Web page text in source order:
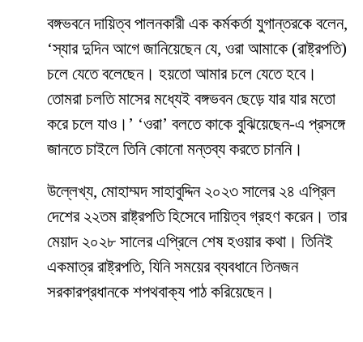
বঙ্গভবনে দায়িত্ব পালনকারী এক কর্মকর্তা যুগান্তরকে বলেন,
‘স্যার দুদিন আগে জানিয়েছেন যে, ওরা আমাকে (রাষ্ট্রপতি)
চলে যেতে বলেছেন। হয়তো আমার চলে যেতে হবে।
তোমরা চলতি মাসের মধ্যেই বঙ্গভবন ছেড়ে যার যার মতো
করে চলে যাও।’ ‘ওরা’ বলতে কাকে বুঝিয়েছেন-এ প্রসঙ্গে
জানতে চাইলে তিনি কোনো মন্তব্য করতে চাননি।
উল্লেখ্য, মোহাম্মদ সাহাবুদ্দিন ২০২৩ সালের ২৪ এপ্রিল
দেশের ২২তম রাষ্ট্রপতি হিসেবে দায়িত্ব গ্রহণ করেন। তার
মেয়াদ ২০২৮ সালের এপ্রিলে শেষ হওয়ার কথা। তিনিই
একমাত্র রাষ্ট্রপতি, যিনি সময়ের ব্যবধানে তিনজন
সরকারপ্রধানকে শপথবাক্য পাঠ করিয়েছেন।